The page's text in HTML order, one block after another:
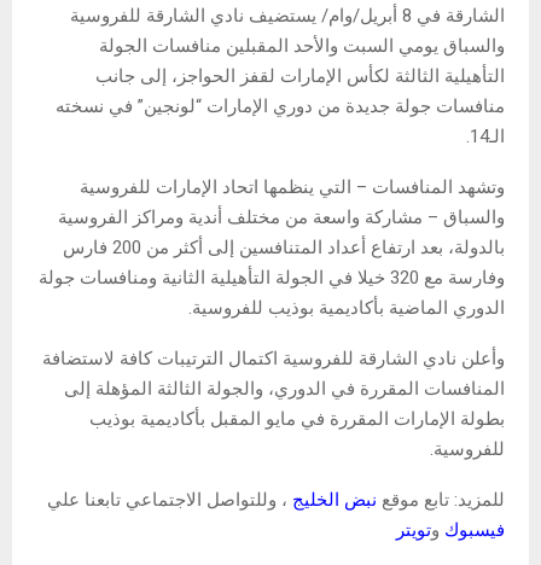
الشارقة في 8 أبريل/وام/ يستضيف نادي الشارقة للفروسية
والسباق يومي السبت والأحد المقبلين منافسات الجولة
التأهيلية الثالثة لكأس الإمارات لقفز الحواجز، إلى جانب
منافسات جولة جديدة من دوري الإمارات “لونجين” في نسخته
الـ14.
وتشهد المنافسات – التي ينظمها اتحاد الإمارات للفروسية
والسباق – مشاركة واسعة من مختلف أندية ومراكز الفروسية
بالدولة، بعد ارتفاع أعداد المتنافسين إلى أكثر من 200 فارس
وفارسة مع 320 خيلا في الجولة التأهيلية الثانية ومنافسات جولة
الدوري الماضية بأكاديمية بوذيب للفروسية.
وأعلن نادي الشارقة للفروسية اكتمال الترتيبات كافة لاستضافة
المنافسات المقررة في الدوري، والجولة الثالثة المؤهلة إلى
بطولة الإمارات المقررة في مايو المقبل بأكاديمية بوذيب
للفروسية.
للمزيد: تابع موقع نبض الخليج ، وللتواصل الاجتماعي تابعنا علي
فيسبوك وتويتر